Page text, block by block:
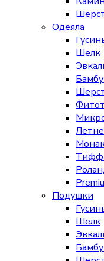
Одеяла
Шелк
Подушки
Шелк